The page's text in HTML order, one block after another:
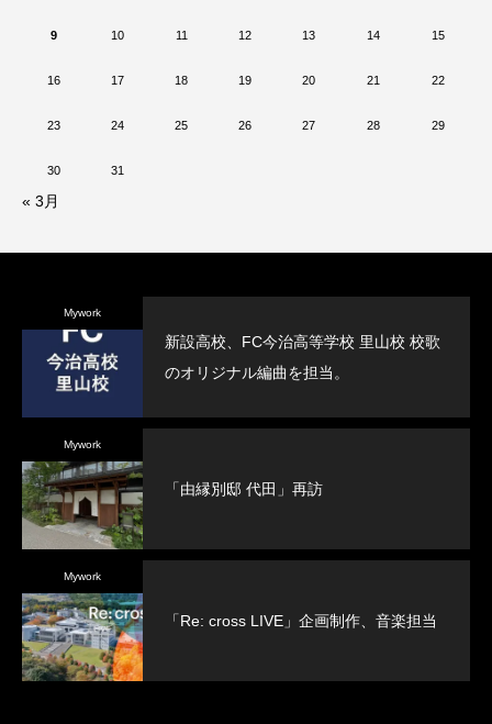
9 10 11 12 13 14 15
16 17 18 19 20 21 22
23 24 25 26 27 28 29
30 31
« 3月
Mywork
新設高校、FC今治高等学校 里山校 校歌
のオリジナル編曲を担当。
Mywork
「由縁別邸 代田」再訪
Mywork
「Re: cross LIVE」企画制作、音楽担当